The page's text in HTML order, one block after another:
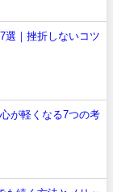
選｜挫折しないコツ
が軽くなる7つの考